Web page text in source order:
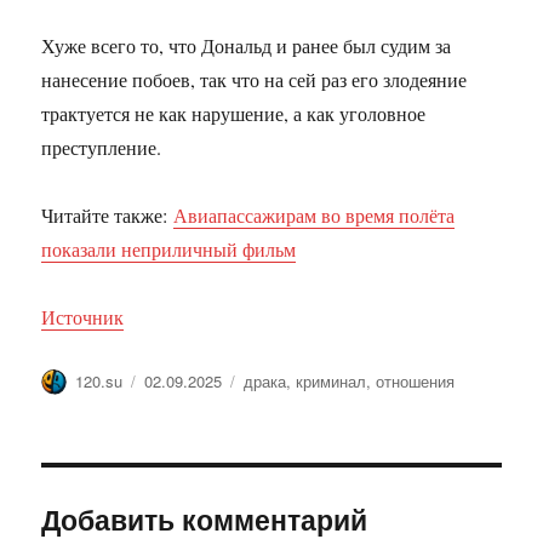
Хуже всего то, что Дональд и ранее был судим за
нанесение побоев, так что на сей раз его злодеяние
трактуется не как нарушение, а как уголовное
преступление.
Читайте также: Авиапассажирам во время полёта
показали неприличный фильм
Источник
Автор
120.su Опубликовано
02.09.2025 Метки
драка, криминал,отношения
Добавить комментарий